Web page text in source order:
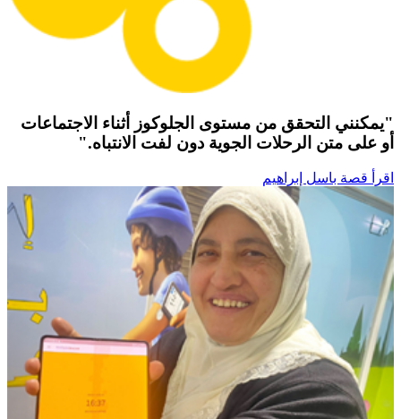
"يمكنني التحقق من مستوى الجلوكوز أثناء الاجتماعات
أو على متن الرحلات الجوية دون لفت الانتباه."
اقرأ قصة باسل إبراهيم